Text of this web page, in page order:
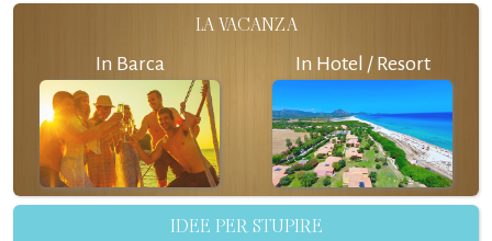
LA VACANZA
In Barca In Hotel / Resort
IDEE PER STUPIRE